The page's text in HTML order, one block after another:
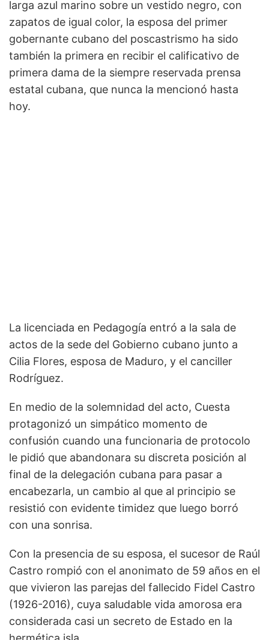
larga azul marino sobre un vestido negro, con
zapatos de igual color, la esposa del primer
gobernante cubano del poscastrismo ha sido
también la primera en recibir el calificativo de
primera dama de la siempre reservada prensa
estatal cubana, que nunca la mencionó hasta
hoy.
La licenciada en Pedagogía entró a la sala de
actos de la sede del Gobierno cubano junto a
Cilia Flores, esposa de Maduro, y el canciller
Rodríguez.
En medio de la solemnidad del acto, Cuesta
protagonizó un simpático momento de
confusión cuando una funcionaria de protocolo
le pidió que abandonara su discreta posición al
final de la delegación cubana para pasar a
encabezarla, un cambio al que al principio se
resistió con evidente timidez que luego borró
con una sonrisa.
Con la presencia de su esposa, el sucesor de Raúl
Castro rompió con el anonimato de 59 años en el
que vivieron las parejas del fallecido Fidel Castro
(1926-2016), cuya saludable vida amorosa era
considerada casi un secreto de Estado en la